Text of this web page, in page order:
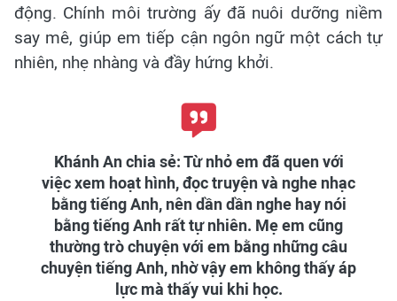
động. Chính môi trường ấy đã nuôi dưỡng niềm
say mê, giúp em tiếp cận ngôn ngữ một cách tự
nhiên, nhẹ nhàng và đầy hứng khởi.
Khánh An chia sẻ: Từ nhỏ em đã quen với
việc xem hoạt hình, đọc truyện và nghe nhạc
bằng tiếng Anh, nên dần dần nghe hay nói
bằng tiếng Anh rất tự nhiên. Mẹ em cũng
thường trò chuyện với em bằng những câu
chuyện tiếng Anh, nhờ vậy em không thấy áp
lực mà thấy vui khi học.